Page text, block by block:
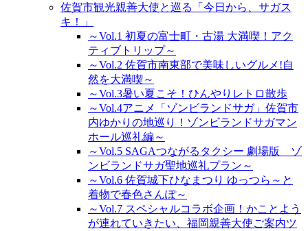
佐賀市観光親善大使と巡る「今日から、サガス
キ！」
～Vol.1 初夏の富士町・古湯 大満喫！アク
ティブトリップ～
～Vol.2 佐賀市南東部で美味しいグルメ!自
然を大満喫～
～Vol.3暑い夏こそ！ひんやりレトロ散歩
～Vol.4アニメ「ゾンビランドサガ」佐賀市
内ゆかりの地巡り！ゾンビランドサガマン
ホール巡礼編～
～Vol.5 SAGAつながるタクシー 劇場版 ゾ
ンビランドサガ聖地巡礼プラン～
～Vol.6 佐賀城下ひなまつり ゆっつら～と
着物で春色さんぽ～
～Vol.7 スペシャルコラボ企画！かことよう
が連れていきたい、福岡親善大使ご案内ツ